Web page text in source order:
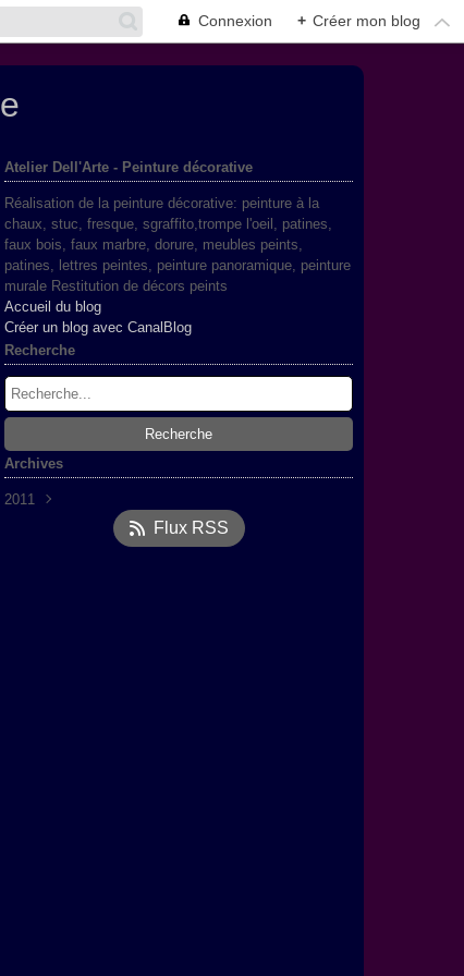
Connexion + Créer mon blog
Atelier Dell'Arte - Peinture décorative
Réalisation de la peinture décorative: peinture à la
chaux, stuc, fresque, sgraffito,trompe l'oeil, patines,
faux bois, faux marbre, dorure, meubles peints,
patines, lettres peintes, peinture panoramique, peinture
murale Restitution de décors peints
Accueil du blog
Créer un blog avec CanalBlog
Recherche
Archives
2011
Flux RSS